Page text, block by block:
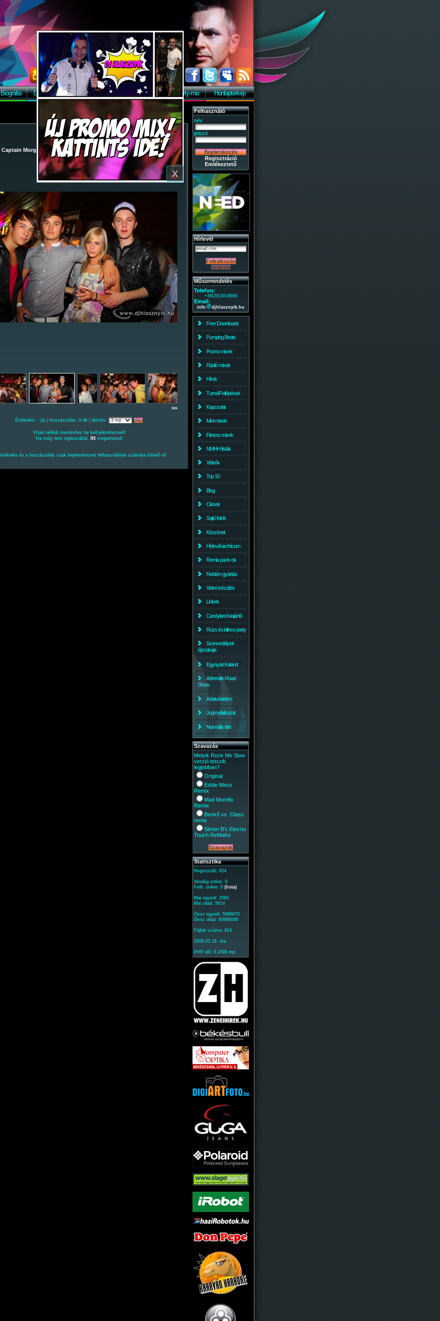
X
Biográfia Discográfia Képek Letöltés Vendégkönyv Party-mix Honlaptérkép
Captain Morgan/ 2009-07-18 - Party-mix Night Tour 2009./ 60
>>
Értékelés: - (0) | Hozzászólás: 0 db | Vetítés:
Vízjel nélküli mentéshez be kell jelentkezned!
Ha még nem regisztráltál, ittmegteheted!
és a hozzászólás csak bejelentkezett felhasználóink számára érhető el!
Felhasználó
név
jelszó
Regisztráció
Emlékeztető
Hírlevél
Műsorrendelés
Telefon:
+36(20)3919666
Email:
info djhlasznyik.hu
Free Downloads
Pumping Beats
Promo mixek
Rádió mixek
Hírek
Turné/Fellépések
Kapcsolat
Mini-mixek
Fitness mixek
NMHH listák
Videók
Top 10
Blog
Cikkek
Sajtó fotók
Köszönet
Hírlevél archícum
Remix pack-ok
Reklám gyártás
Videó készítés
Linkek
Candyland kiajánló
Rúzs és bilincs party
Szenvedélyek
éjszakája
Egynyári Kaland
Adrenalin Road
Show
Adatvédelem
Jogi nyilatkozat
Normális élet
Szavazás
Melyik Rock Me Slow
verzió tetszik
legjobban?
Original
Eddie Mess
Remix
Mad Morello
Remix
Benkő vs. Olasz
remix
Simon B's Elecrto
Touch ReMaKe
Statisztika
Regisztrált: 824
Vendég online: 9
Felh. online: 0 (lista)
Mai egyedi: 2580
Mai oldal: 5614
Össz egyedi: 5986870
Össz oldal: 60969048
Fájlok száma: 814
2009.02.18. óta
PHP idő: 0.2098 mp